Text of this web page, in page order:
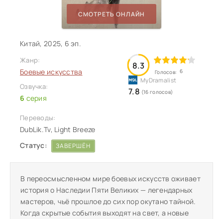
СМОТРЕТЬ ОНЛАЙН
Китай, 2025, 6 эп.
Жанр:
Боевые искусства
Озвучка:
6 серия
8.3
Голосов: 6
7.8 (16 голосов)
Переводы:
DubLik.Tv, Light Breeze
Статус:
ЗАВЕРШЁН
В переосмысленном мире боевых искусств оживает
история о Наследии Пяти Великих — легендарных
мастеров, чьё прошлое до сих пор окутано тайной.
Когда скрытые события выходят на свет, а новые